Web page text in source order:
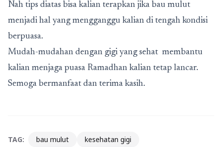
Nah tips diatas bisa kalian terapkan jika bau mulut
menjadi hal yang mengganggu kalian di tengah kondisi
berpuasa.
Mudah-mudahan dengan gigi yang sehat membantu
kalian menjaga puasa Ramadhan kalian tetap lancar.
Semoga bermanfaat dan terima kasih.
TAG: bau mulut kesehatan gigi